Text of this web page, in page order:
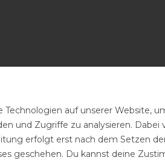
auf unserer Website,
und Zugriffe zu analysieren.
erfolgt erst nach dem Setzen
geschehen. Du kannst deine